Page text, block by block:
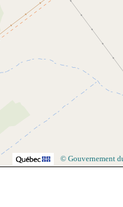
© Gouvernement